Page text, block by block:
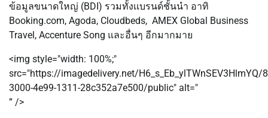
ข้อมูลขนาดใหญ่ (BDI) รวมทั้งเเบรนด์ชั้นนำ อาทิ
Booking.com, Agoda, Cloudbeds, AMEX Global Business
Travel, Accenture Song และอื่นๆ อีกมากมาย
<img style="width: 100%;"
src="https://imagedelivery.net/H6_s_Eb_ylTWnSEV3HlmYQ/
3000-4e99-1311-28c352a7e500/public" alt="
” />